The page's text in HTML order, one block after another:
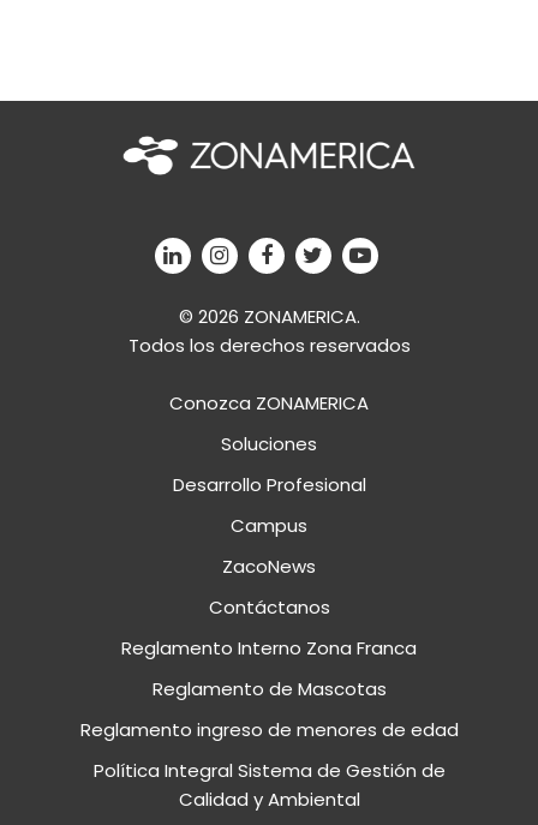
© 2026 ZONAMERICA.
Todos los derechos reservados
Conozca ZONAMERICA
Soluciones
Desarrollo Profesional
Campus
ZacoNews
Contáctanos
Reglamento Interno Zona Franca
Reglamento de Mascotas
Reglamento ingreso de menores de edad
Política Integral Sistema de Gestión de
Calidad y Ambiental